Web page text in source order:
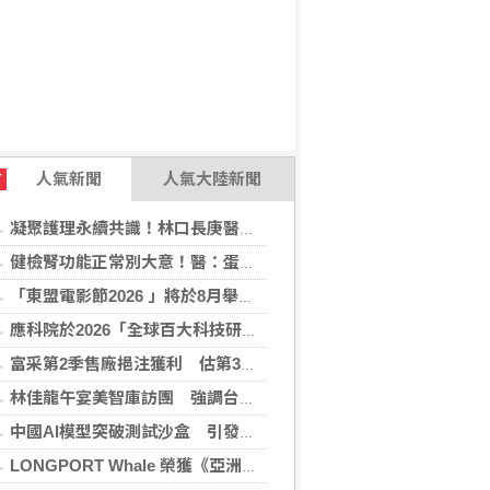
人氣新聞 人氣大陸新聞
凝聚護理永續共識！林口長庚醫院攜手各界打造永續護理職場，共創健康台灣
健檢腎功能正常別大意！醫：蛋白尿異常恐是洗腎警訊
「東盟電影節2026 」將於8月舉行 歷來最大規模 以電影連繫文化交流
應科院於2026「全球百大科技研發獎」中創亞洲最佳成績 三項技術榮膺全球百大創新獎項
富采第2季售廠挹注獲利 估第3季營收下滑
林佳龍午宴美智庫訪團 強調台灣是不可或缺夥伴
中國AI模型突破測試沙盒 引發資安風險疑慮
LONGPORT Whale 榮獲《亞洲銀行與金融》金融科技生態合作獎